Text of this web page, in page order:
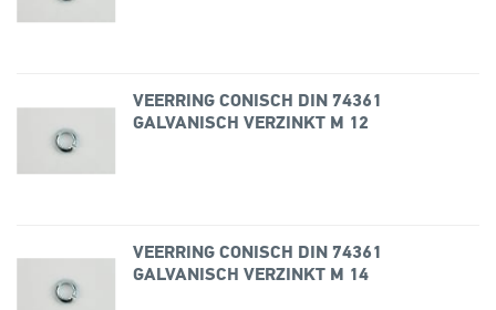
VEERRING CONISCH DIN 74361
GALVANISCH VERZINKT M 12
VEERRING CONISCH DIN 74361
GALVANISCH VERZINKT M 14